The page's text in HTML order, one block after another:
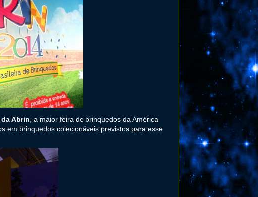
da Abrin , a maior feira de brinquedos da América
em brinquedos colecionáveis previstos para esse